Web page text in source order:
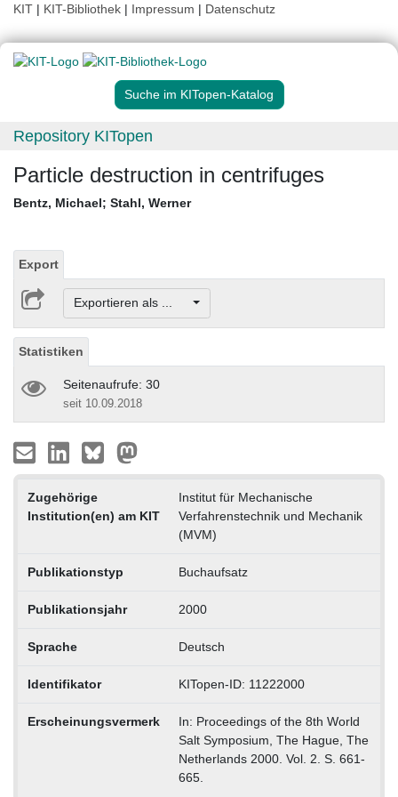
KIT | KIT-Bibliothek | Impressum | Datenschutz
Suche im KITopen-Katalog
Repository KITopen
Particle destruction in centrifuges
Bentz, Michael; Stahl, Werner
Export
Exportieren als ...
Statistiken
Seitenaufrufe: 30
seit 10.09.2018
Zugehörige
Institution(en) am KIT
Institut für Mechanische
Verfahrenstechnik und Mechanik
(MVM)
Publikationstyp Buchaufsatz
Publikationsjahr 2000
Sprache Deutsch
Identifikator KITopen-ID: 11222000
Erscheinungsvermerk
In: Proceedings of the 8th World
Salt Symposium, The Hague, The
Netherlands 2000. Vol. 2. S. 661-
665.